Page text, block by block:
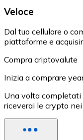
Veloce
Dal tuo cellulare o
piattaforme e
Compra criptovalute
Inizia a comprare
Una volta
riceverai le crypto